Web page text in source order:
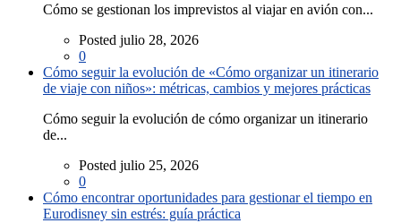
Cómo se gestionan los imprevistos al viajar en avión con...
Posted julio 28, 2026
0
Cómo seguir la evolución de «Cómo organizar un itinerario
de viaje con niños»: métricas, cambios y mejores prácticas
Cómo seguir la evolución de cómo organizar un itinerario
de...
Posted julio 25, 2026
0
Cómo encontrar oportunidades para gestionar el tiempo en
Eurodisney sin estrés: guía práctica